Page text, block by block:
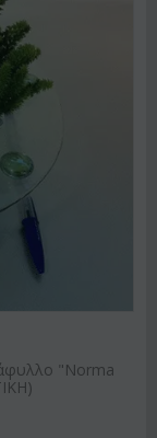
"Norma